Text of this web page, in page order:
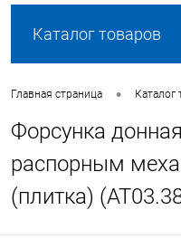
Каталог товаров
Главная страница • Каталог
Форсунка
распорным
(плитка)